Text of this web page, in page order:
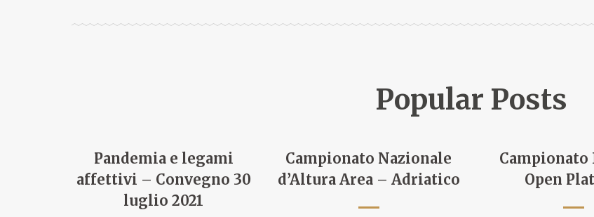
Popular Posts
Pandemia e legami
affettivi – Convegno 30
luglio 2021
Campionato Nazionale
d’Altura Area – Adriatico
Campionato
Open